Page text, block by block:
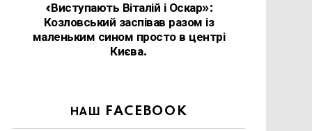
«Виступають Віталій і Оскар»:
Козловський заспівав разом із
маленьким сином просто в центрі
Києва.
НАШ FACEBOOK